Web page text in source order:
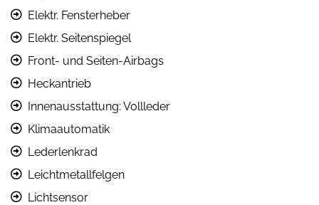
Elektr. Fensterheber
Elektr. Seitenspiegel
Front- und Seiten-Airbags
Heckantrieb
Innenausstattung: Vollleder
Klimaautomatik
Lederlenkrad
Leichtmetallfelgen
Lichtsensor